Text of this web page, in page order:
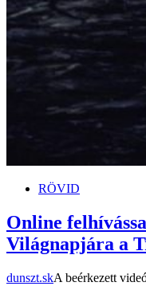
RÖVID
Online
Világnapjára a
dunszt.skA beérkezett